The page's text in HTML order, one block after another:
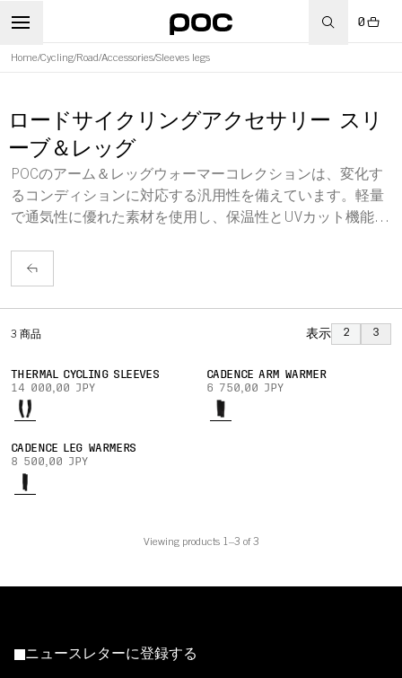
0
Home/Cycling/Road/Accessories/Sleeves legs
ロードサイクリングアクセサリー スリ
ーブ＆レッグ
POCのアーム＆レッグウォーマーコレクションは、変化す
るコンディションに対応する汎用性を備えています。軽量
で通気性に優れた素材を使用し、保温性とUVカット機能を
ます。
3 商品 表示 2 3
THERMAL CYCLING SLEEVES
14 000,00 JPY
CADENCE ARM WARMER
6 750,00 JPY
CADENCE LEG WARMERS
8 500,00 JPY
Viewing products 1–3 of 3
ニュースレターに登録する